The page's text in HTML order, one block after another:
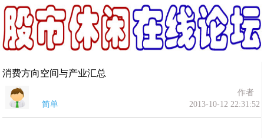
消费方向空间与产业汇总
作者
简单
2013-10-12 22:31:52